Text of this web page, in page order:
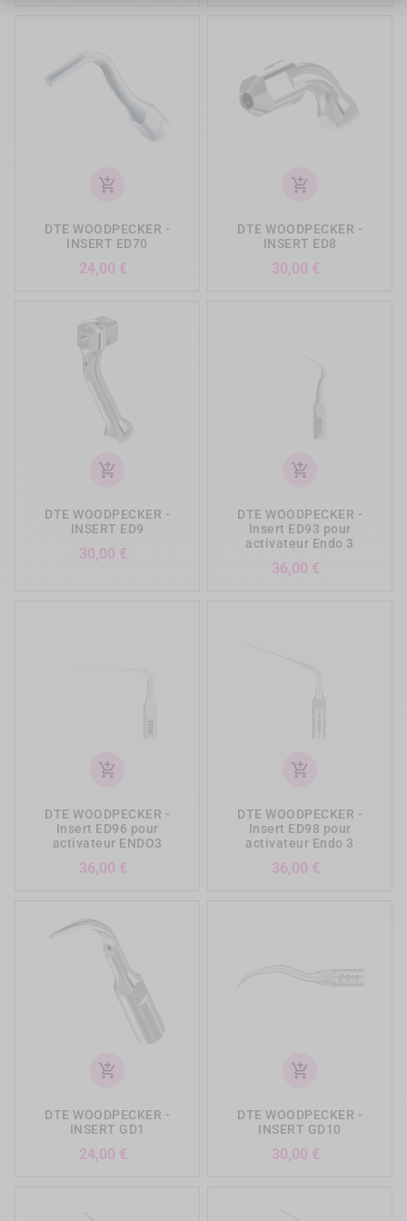
add_shopping_cart
DTE WOODPECKER -
INSERT ED70
24,00 €
add_shopping_cart
DTE WOODPECKER -
INSERT ED8
30,00 €
add_shopping_cart
DTE WOODPECKER -
INSERT ED9
30,00 €
add_shopping_cart
DTE WOODPECKER -
Insert ED93 pour
activateur Endo 3
36,00 €
add_shopping_cart
DTE WOODPECKER -
Insert ED96 pour
activateur ENDO3
36,00 €
add_shopping_cart
DTE WOODPECKER -
Insert ED98 pour
activateur Endo 3
36,00 €
add_shopping_cart
DTE WOODPECKER -
INSERT GD1
24,00 €
add_shopping_cart
DTE WOODPECKER -
INSERT GD10
30,00 €